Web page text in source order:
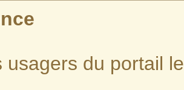
usagers du portail